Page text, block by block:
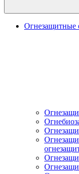
Огнезащитные